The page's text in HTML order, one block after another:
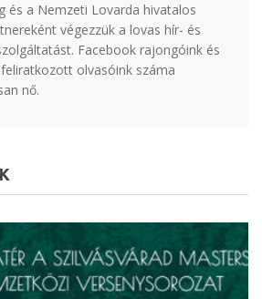
és a Nemzeti Lovarda hivatalos
végezzük a lovas hír- és
Facebook rajongóink és
olvasóink száma
nő.